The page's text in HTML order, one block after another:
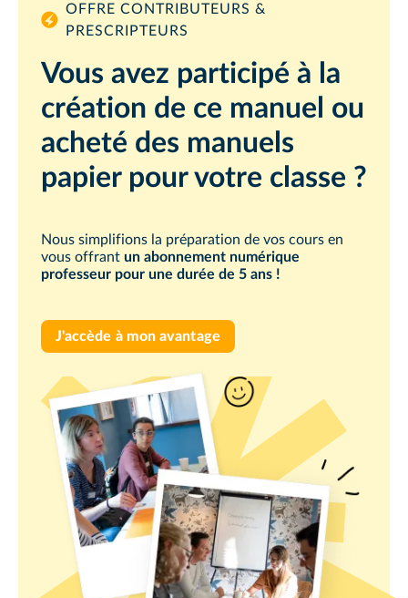
OFFRE CONTRIBUTEURS &
PRESCRIPTEURS
Vous avez participé à la
création de ce manuel ou
acheté des manuels
papier pour votre classe ?
Nous simplifions la préparation de vos cours en
vous offrant un abonnement numérique
professeur pour une durée de 5 ans !
J'accède à mon avantage